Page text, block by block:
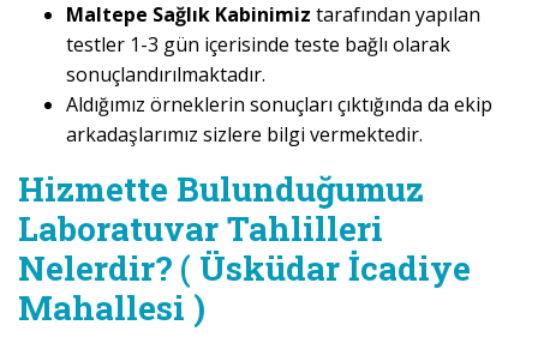
Maltepe Sağlık Kabinimiz tarafından yapılan
testler 1-3 gün içerisinde teste bağlı olarak
sonuçlandırılmaktadır.
Aldığımız örneklerin sonuçları çıktığında da ekip
arkadaşlarımız sizlere bilgi vermektedir.
Hizmette Bulunduğumuz
Laboratuvar Tahlilleri
Nelerdir? ( Üsküdar İcadiye
Mahallesi )